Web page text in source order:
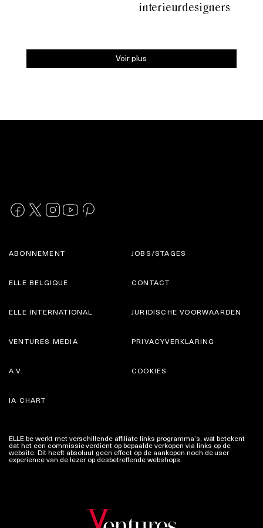
interieurdesigners
Voir plus
ABONNEMENT
ELLE BELGIQUE
JOBS/STAGES
CONTACT
ELLE INTERNATIONAL
VENTURES MEDIA
JURIDISCHE VOORWAARDEN
PRIVACYVERKLARING
A.V.
IA CHART
COOKIES
ELLE.be werkt met verschillende affiliate links programma’s, wat betekent
dat het een commissie verdient op bepaalde verkopen via links op de
website. Dit heeft absoluut geen effect op de aankopen noch de user
experience van de lezer op desbetreffende webshops.